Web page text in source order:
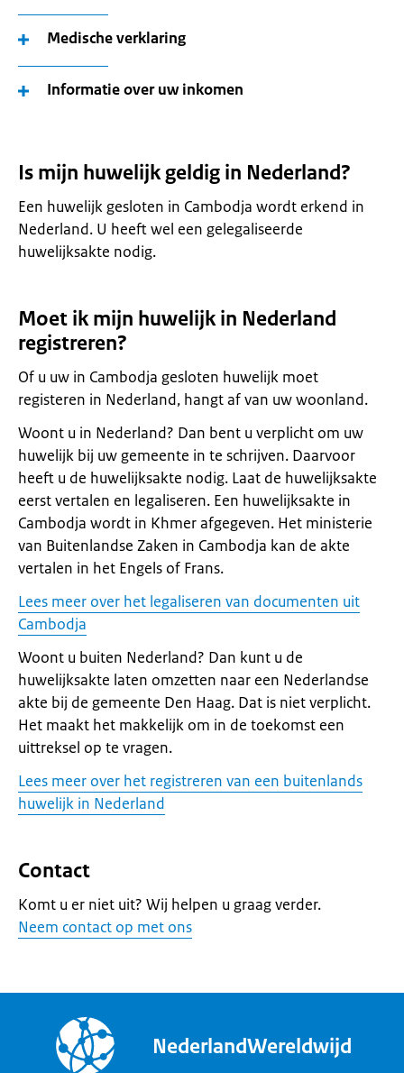
Medische verklaring
Informatie over uw inkomen
Is mijn huwelijk geldig in Nederland?
Een huwelijk gesloten in Cambodja wordt erkend in
Nederland. U heeft wel een gelegaliseerde
huwelijksakte nodig.
Moet ik mijn huwelijk in Nederland
registreren?
Of u uw in Cambodja gesloten huwelijk moet
registeren in Nederland, hangt af van uw woonland.
Woont u in Nederland? Dan bent u verplicht om uw
huwelijk bij uw gemeente in te schrijven. Daarvoor
heeft u de huwelijksakte nodig. Laat de huwelijksakte
eerst vertalen en legaliseren. Een huwelijksakte in
Cambodja wordt in Khmer afgegeven. Het ministerie
van Buitenlandse Zaken in Cambodja kan de akte
vertalen in het Engels of Frans.
Lees meer over het legaliseren van documenten uit
Cambodja
Woont u buiten Nederland? Dan kunt u de
huwelijksakte laten omzetten naar een Nederlandse
akte bij de gemeente Den Haag. Dat is niet verplicht.
Het maakt het makkelijk om in de toekomst een
uittreksel op te vragen.
Lees meer over het registreren van een buitenlands
huwelijk in Nederland
Contact
Komt u er niet uit? Wij helpen u graag verder.
Neem contact op met ons
NederlandWereldwijd